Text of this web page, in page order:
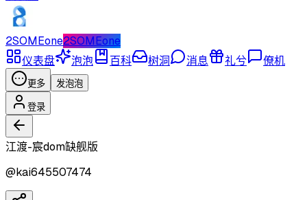
2SOMEone2SOMEone
仪表盘
泡泡 百科 树洞 消息 礼兮 僚机
更多 发泡泡
登录
江渡-宸dom缺舰版
@kai645507474